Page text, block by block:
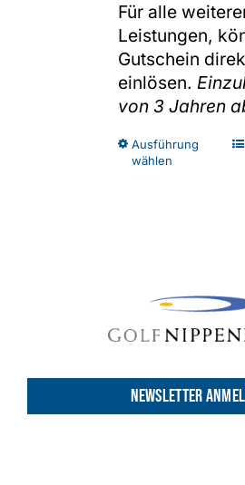
Für alle
Leistungen,
Gutschein
einlösen.
von 3 Jahren
Ausführung
wählen
NEWSLETTER